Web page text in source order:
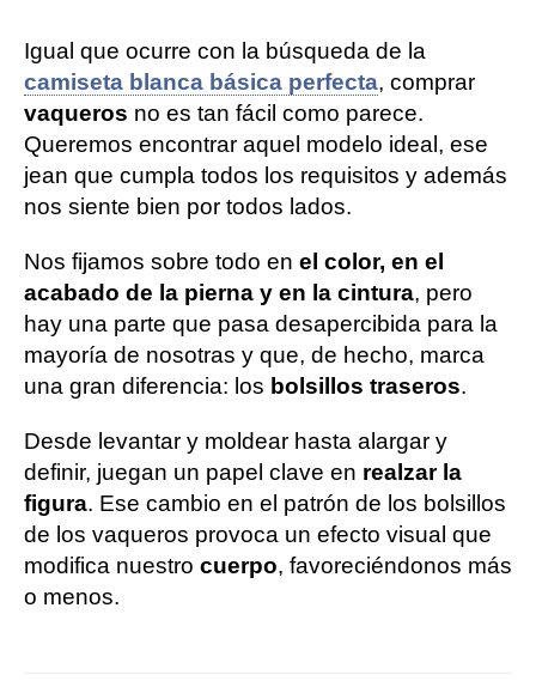
Igual que ocurre con la búsqueda de la
camiseta blanca básica perfecta, comprar
vaqueros no es tan fácil como parece.
Queremos encontrar aquel modelo ideal, ese
jean que cumpla todos los requisitos y además
nos siente bien por todos lados.
Nos fijamos sobre todo en el color, en el
acabado de la pierna y en la cintura, pero
hay una parte que pasa desapercibida para la
mayoría de nosotras y que, de hecho, marca
una gran diferencia: los bolsillos traseros.
Desde levantar y moldear hasta alargar y
definir, juegan un papel clave en realzar la
figura. Ese cambio en el patrón de los bolsillos
de los vaqueros provoca un efecto visual que
modifica nuestro cuerpo, favoreciéndonos más
o menos.